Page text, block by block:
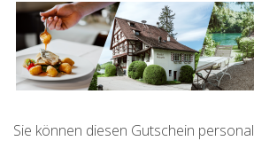
Sie können diesen Gutschein